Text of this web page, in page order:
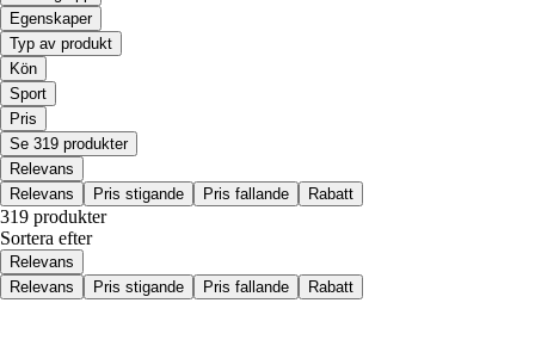
Egenskaper
Typ av produkt
Kön
Sport
Pris
Se 319 produkter
Relevans
Relevans
Pris stigande Pris fallande Rabatt
319 produkter
Sortera efter
Relevans
Relevans
Pris stigande Pris fallande Rabatt